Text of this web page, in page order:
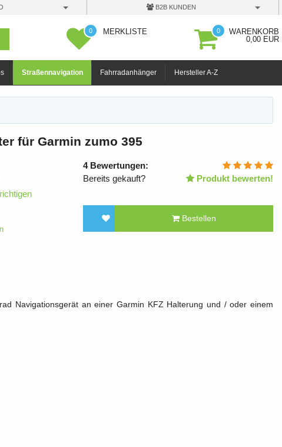
B2B KUNDEN
0 MERKLISTE 0
WARENKORB
0,00 EUR
Straßennavigation Fahrradanhänger Hersteller A-Z
für Garmin zumo 395
4Bewertungen:
Bereits gekauft?
Produkt bewerten!
Bestellen
Navigationsgerät an einer Garmin KFZ Halterung und / oder einem